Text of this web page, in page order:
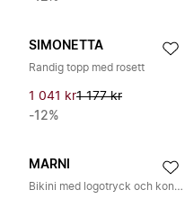
SIMONETTA
Randig topp med rosett
1 041 kr1 177 kr
-12%
MARNI
Bikini med logotryck och kontrasterande kantband